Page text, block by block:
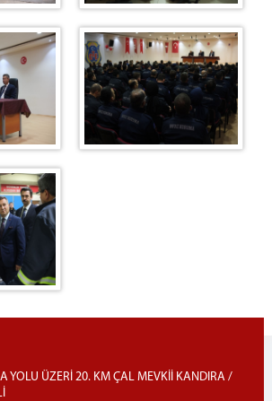
YOLU ÜZERİ 20. KM ÇAL MEVKİİ KANDIRA /